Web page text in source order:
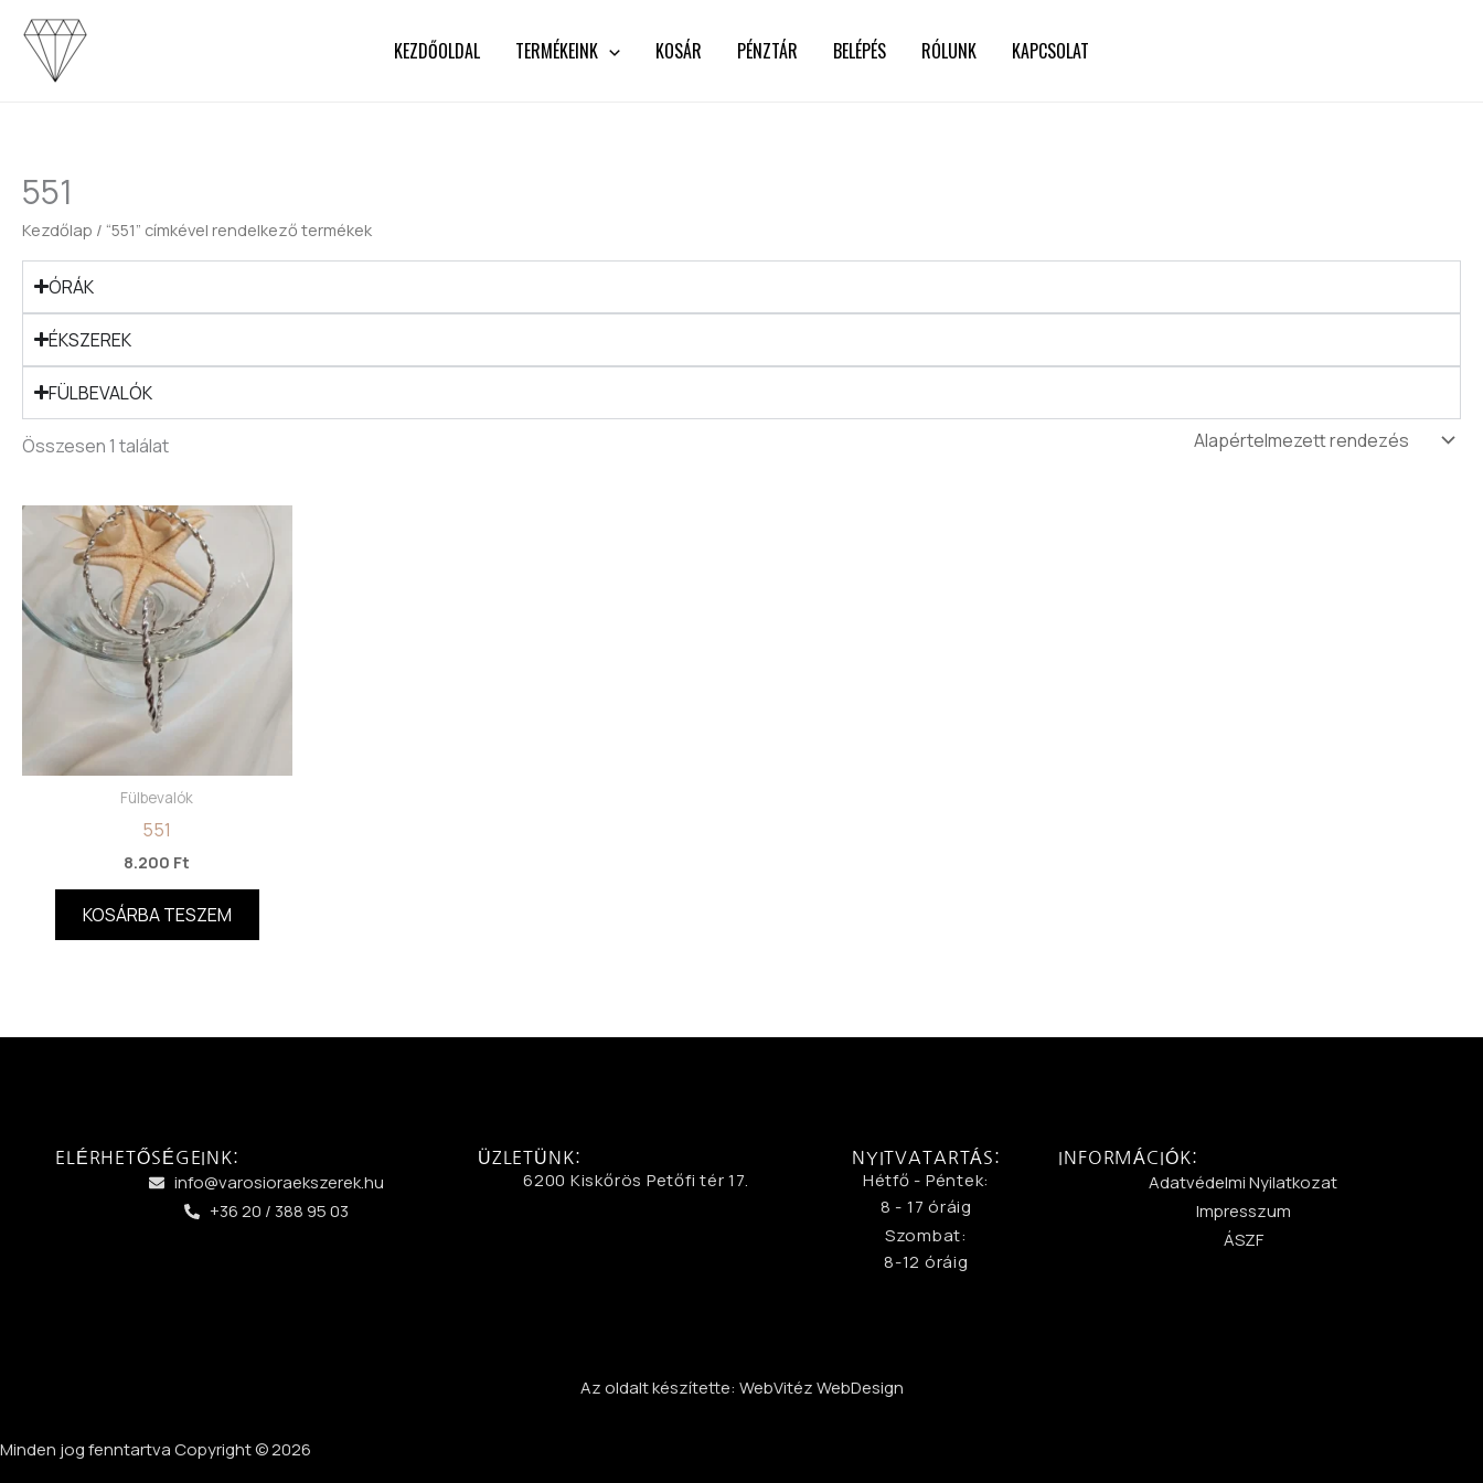
Skip
content
KEZDŐOLDAL TERMÉKEINK KOSÁR PÉNZTÁR BELÉPÉS RÓLUNK KAPCSOLAT
551
Kezdőlap / “551” címkével rendelkező termékek
ÓRÁK
ÉKSZEREK
FÜLBEVALÓK
Összesen 1 találat
Fülbevalók
551
8.200 Ft
KOSÁRBA TESZEM
ELÉRHETŐSÉGEINK:
info@varosioraekszerek.hu
+36 20 / 388 95 03
ÜZLETÜNK:
6200 Kiskőrös Petőfi tér 17.
NYITVATARTÁS:
Hétfő - Péntek:
8 - 17 óráig
Szombat:
8-12 óráig
INFORMÁCIÓK:
Adatvédelmi Nyilatkozat
Impresszum
ÁSZF
Az oldalt készítette: WebVitéz WebDesign
Minden jog fenntartva Copyright © 2026